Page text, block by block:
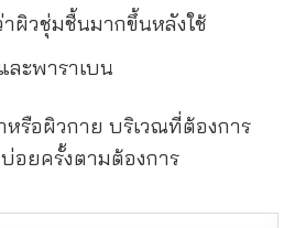
าผิวชุ่มชื้นมากขึ้นหลังใช้
ะพาราเบน
หรือผิวกาย บริเวณที่ต้องการ
อยครั้งตามต้องการ